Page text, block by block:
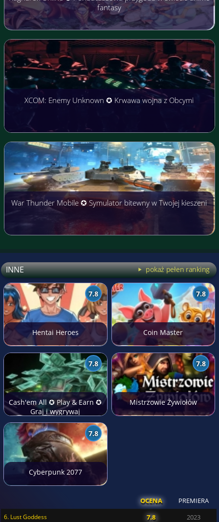
fantasy
XCOM: Enemy Unknown ✪ Krwawa wojna z Obcymi
War Thunder Mobile ✪ Symulator bitewny w Twojej kieszeni
INNE pokaż pełen ranking
7.8
Hentai Heroes
7.8
Coin Master
7.8
Cash'em All ✪ Play & Earn ✪
Graj i wygrywaj
7.8
Mistrzowie Żywiołów
7.8
Cyberpunk 2077
OCENA PREMIERA
6. Lust Goddess 7.8 2023